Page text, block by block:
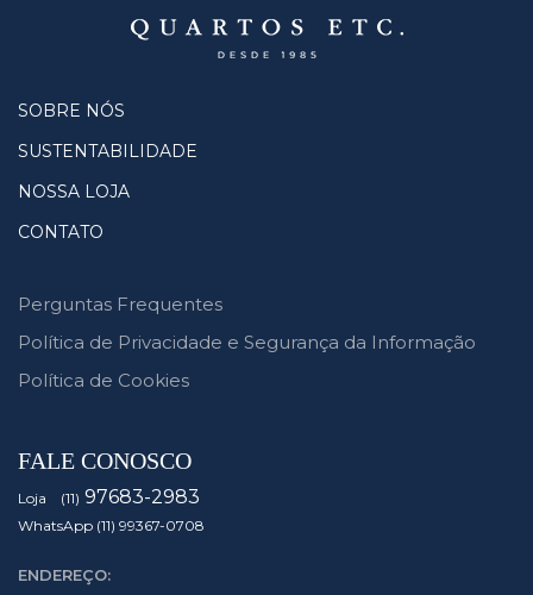
SOBRE NÓS
SUSTENTABILIDADE
NOSSA LOJA
CONTATO
Perguntas Frequentes
Política de Privacidade e Segurança da Informação
Política de Cookies
FALE CONOSCO
Loja (11) 97683-2983
WhatsApp (11) 99367-0708
ENDEREÇO: